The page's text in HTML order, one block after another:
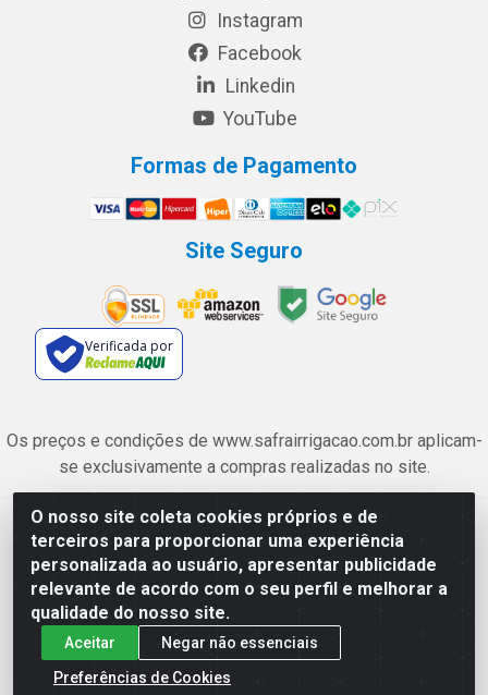
O nosso site coleta cookies próprios e de
terceiros para proporcionar uma experiência
personalizada ao usuário, apresentar publicidade
relevante de acordo com o seu perfil e melhorar a
qualidade do nosso site.
Aceitar
Negar não essenciais
Preferências de Cookies
Instagram
Facebook
Linkedin
YouTube
Formas de Pagamento
Site Seguro
Verificada por
Os preços e condições de www.safrairrigacao.com.br aplicam-
se exclusivamente a compras realizadas no site.
Safra Agrícola e Pecuária LTDA - Avenida Castelo Branco, 5330 -
Esplanada dos Anicuns, Goiânia/GO - CEP 74.433-205 - CNPJ
06.315.490/0001-00